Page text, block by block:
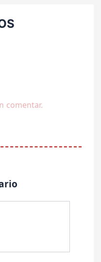
comentar.